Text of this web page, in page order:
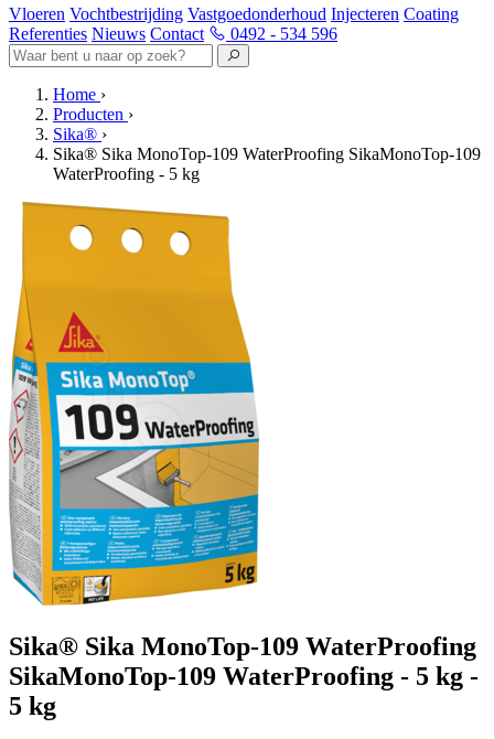
Vloeren Vochtbestrijding Vastgoedonderhoud Injecteren Coating
Referenties Nieuws Contact 0492 - 534 596
Home ›
Producten ›
Sika® ›
Sika® Sika MonoTop-109 WaterProofing SikaMonoTop-109
WaterProofing - 5 kg
Sika® Sika MonoTop-109 WaterProofing
SikaMonoTop-109 WaterProofing - 5 kg -
5 kg